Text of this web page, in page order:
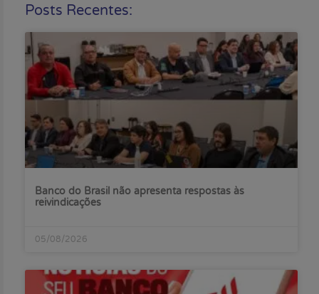
Posts Recentes:
Banco do Brasil não apresenta respostas às
reivindicações
05/08/2026